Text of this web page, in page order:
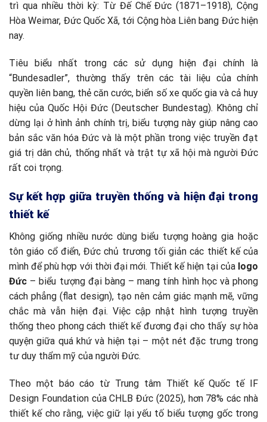
trì qua nhiều thời kỳ: Từ Đế Chế Đức (1871–1918), Cộng
Hòa Weimar, Đức Quốc Xã, tới Cộng hòa Liên bang Đức hiện
nay.
Tiêu biểu nhất trong các sử dụng hiện đại chính là
“Bundesadler”, thường thấy trên các tài liệu của chính
quyền liên bang, thẻ căn cước, biển số xe quốc gia và cả huy
hiệu của Quốc Hội Đức (Deutscher Bundestag). Không chỉ
dừng lại ở hình ảnh chính trị, biểu tượng này giúp nâng cao
bản sắc văn hóa Đức và là một phần trong việc truyền đạt
giá trị dân chủ, thống nhất và trật tự xã hội mà người Đức
rất coi trọng.
Sự kết hợp giữa truyền thống và hiện đại trong
thiết kế
Không giống nhiều nước dùng biểu tượng hoàng gia hoặc
tôn giáo cổ điển, Đức chủ trương tối giản các thiết kế của
mình để phù hợp với thời đại mới. Thiết kế hiện tại của logo
Đức – biểu tượng đại bàng – mang tính hình học và phong
cách phẳng (flat design), tạo nên cảm giác mạnh mẽ, vững
chắc mà vẫn hiện đại. Việc cập nhật hình tượng truyền
thống theo phong cách thiết kế đương đại cho thấy sự hòa
quyện giữa quá khứ và hiện tại – một nét đặc trưng trong
tư duy thẩm mỹ của người Đức.
Theo một báo cáo từ Trung tâm Thiết kế Quốc tế IF
Design Foundation của CHLB Đức (2025), hơn 78% các nhà
thiết kế cho rằng, việc giữ lại yếu tố biểu tượng gốc trong